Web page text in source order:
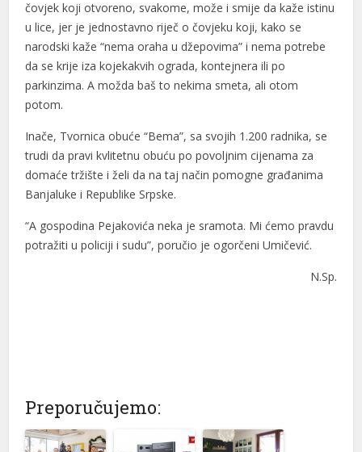
čovjek koji otvoreno, svakome, može i smije da kaže istinu
u lice, jer je jednostavno riječ o čovjeku koji, kako se
narodski kaže “nema oraha u džepovima” i nema potrebe
da se krije iza kojekakvih ograda, kontejnera ili po
parkinzima. A možda baš to nekima smeta, ali otom
potom.
Inače, Tvornica obuće “Bema”, sa svojih 1.200 radnika, se
trudi da pravi kvlitetnu obuću po povoljnim cijenama za
domaće tržište i želi da na taj način pomogne građanima
Banjaluke i Republike Srpske.
“A gospodina Pejakovića neka je sramota. Mi ćemo pravdu
potražiti u policiji i sudu”, poručio je ogorčeni Umičević.
N.Sp.
Preporučujemo: